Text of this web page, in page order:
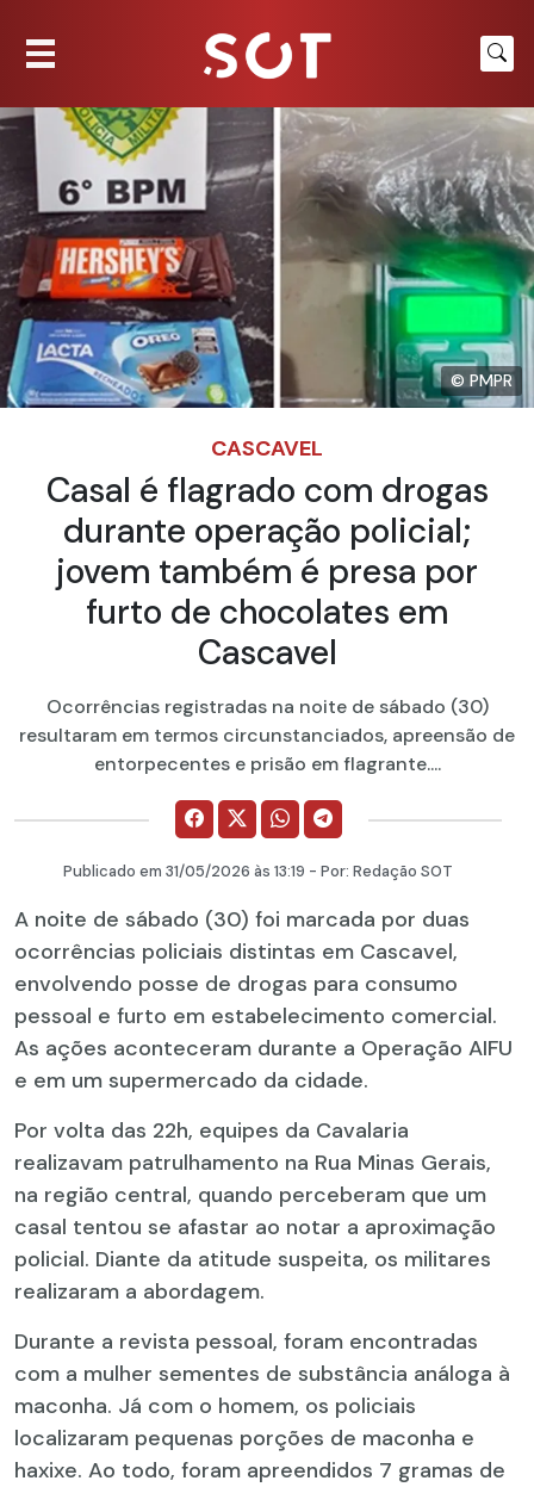
© PMPR
CASCAVEL
Casal é flagrado com drogas
durante operação policial;
jovem também é presa por
furto de chocolates em
Cascavel
Ocorrências registradas na noite de sábado (30)
resultaram em termos circunstanciados, apreensão de
entorpecentes e prisão em flagrante....
Publicado em 31/05/2026 às 13:19 - Por: Redação SOT
A noite de sábado (30) foi marcada por duas
ocorrências policiais distintas em Cascavel,
envolvendo posse de drogas para consumo
pessoal e furto em estabelecimento comercial.
As ações aconteceram durante a Operação AIFU
e em um supermercado da cidade.
Por volta das 22h, equipes da Cavalaria
realizavam patrulhamento na Rua Minas Gerais,
na região central, quando perceberam que um
casal tentou se afastar ao notar a aproximação
policial. Diante da atitude suspeita, os militares
realizaram a abordagem.
Durante a revista pessoal, foram encontradas
com a mulher sementes de substância análoga à
maconha. Já com o homem, os policiais
localizaram pequenas porções de maconha e
haxixe. Ao todo, foram apreendidos 7 gramas de